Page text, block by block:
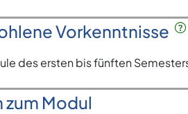
Vorkenntnisse
des ersten bis fünften
zum Modul